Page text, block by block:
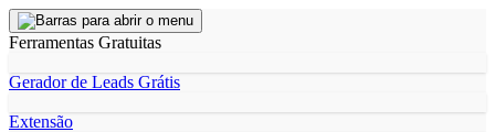
Ferramentas Gratuitas
Gerador de Leads Grátis
Extensão